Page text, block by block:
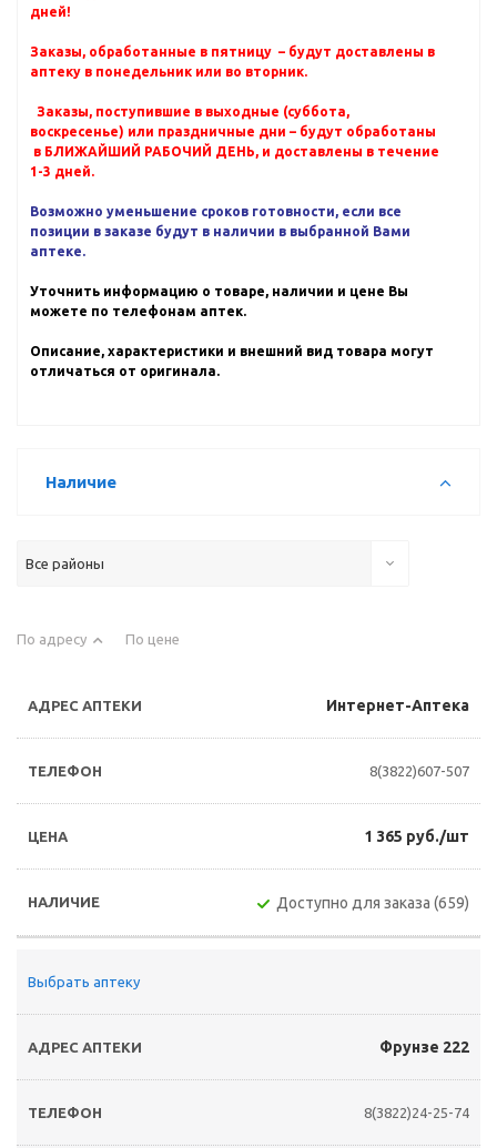
дней!
Заказы, обработанные в пятницу – будут доставлены в
аптеку в понедельник или во вторник.
Заказы, поступившие в выходные (суббота,
воскресенье) или праздничные дни – будут обработаны
в БЛИЖАЙШИЙ РАБОЧИЙ ДЕНЬ, и доставлены в течение
1-3 дней.
Возможно уменьшение сроков готовности, если все
позиции в заказе будут в наличии в выбранной Вами
аптеке.
Уточнить информацию о товаре, наличии и цене Вы
можете по телефонам аптек.
Описание, характеристики и внешний вид товара могут
отличаться от оригинала.
Наличие
Все районы
По адресу По цене
Интернет-Аптека
8(3822)607-507
1 365 руб./шт
Доступно для заказа (659)
Выбрать аптеку
Фрунзе 222
8(3822)24-25-74